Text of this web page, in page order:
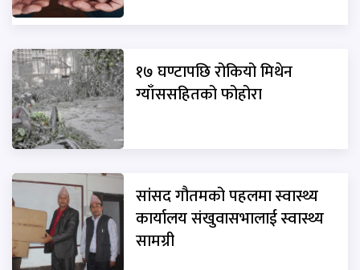
१७ घण्टापछि रोकियो मिथेन
ग्याँससहितको फोहोरा
सांसद गौतमको पहलमा स्वास्थ्य
कार्यालय संखुवासभालाई स्वास्थ्य
सामग्री